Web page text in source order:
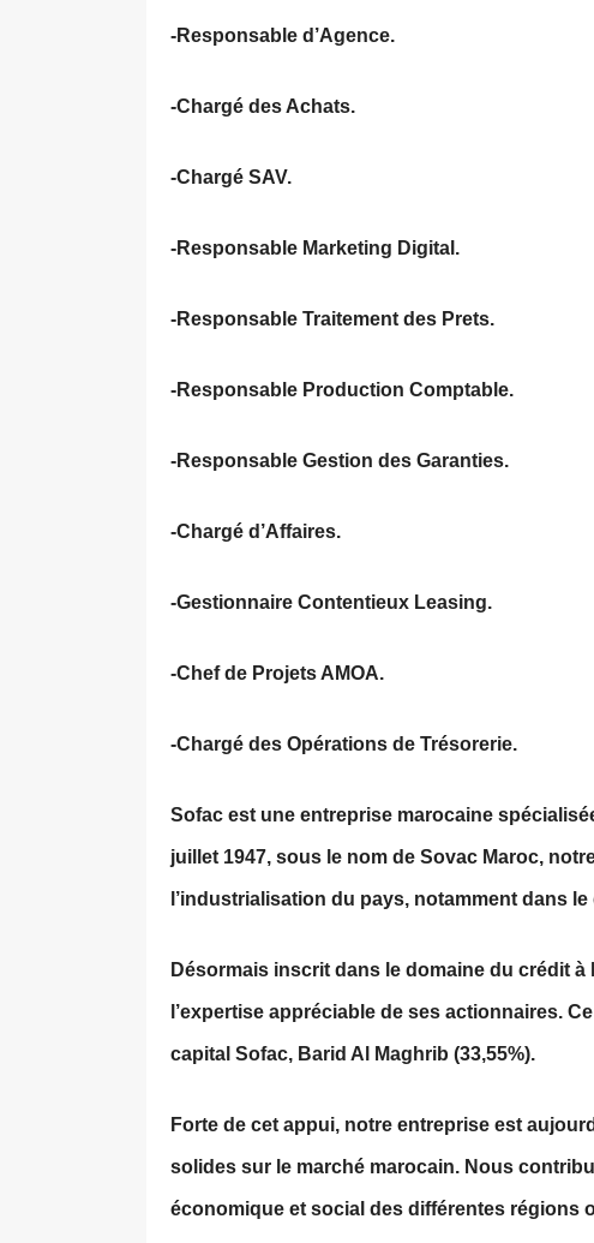
-Responsable d’Agence.
-Chargé des Achats.
-Chargé SAV.
-Responsable Marketing Digital.
-Responsable Traitement des Prets.
-Responsable Production Comptable.
-Responsable Gestion des Garanties.
-Chargé d’Affaires.
-Gestionnaire Contentieux Leasing.
-Chef de Projets AMOA.
-Chargé des Opérations de Trésorerie.
Sofac est une entreprise marocaine
juillet 1947, sous le nom de Sovac Maroc,
l’industrialisation du pays, notamment dans
Désormais inscrit dans le domaine du crédit
l’expertise appréciable de ses actionnaires.
capital Sofac, Barid Al Maghrib (33,55%).
Forte de cet appui, notre entreprise est
solides sur le marché marocain. Nous
économique et social des différentes régions